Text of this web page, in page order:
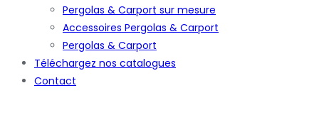
Pergolas & Carport sur mesure
Accessoires Pergolas & Carport
Pergolas & Carport
Téléchargez nos catalogues
Contact